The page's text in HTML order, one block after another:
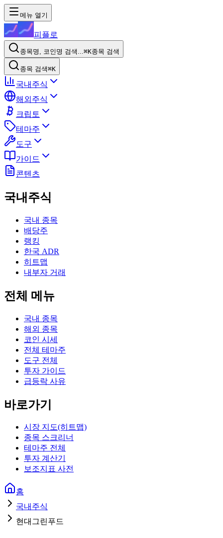
메뉴 열기
피플로
종목명, 코인명 검색...⌘K종목 검색
종목 검색⌘K
국내주식
해외주식
크립토
테마주
도구
가이드
콘텐츠
국내주식
국내 종목
배당주
랭킹
한국 ADR
히트맵
내부자 거래
전체 메뉴
국내 종목
해외 종목
코인 시세
전체 테마주
도구 전체
투자 가이드
급등락 사유
바로가기
시장 지도(히트맵)
종목 스크리너
테마주 전체
투자 계산기
보조지표 사전
홈
국내주식
현대그린푸드